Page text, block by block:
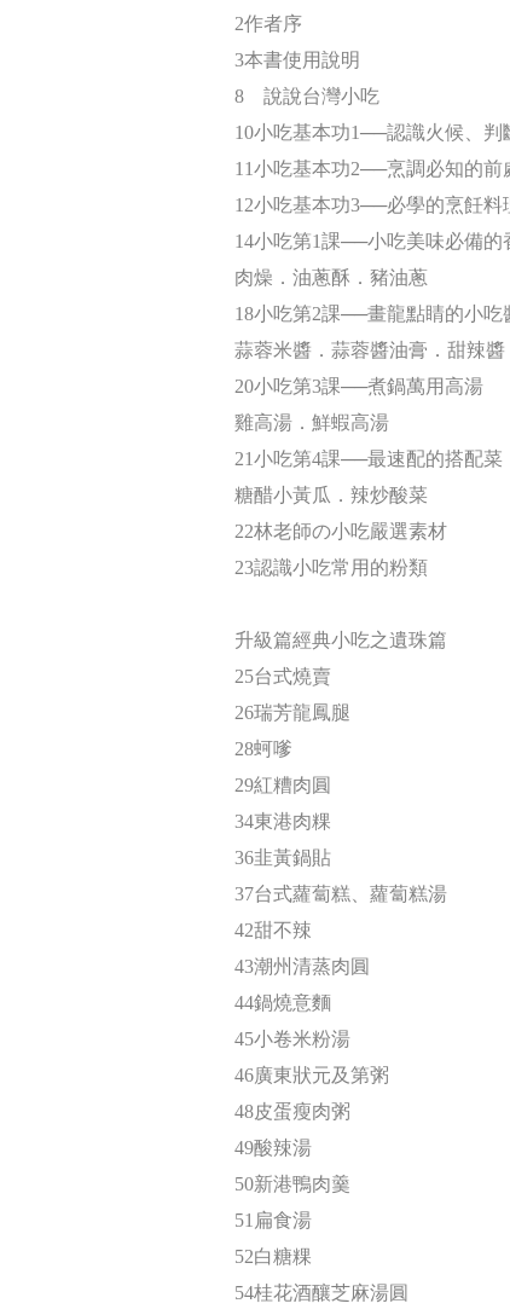
2作者序
3本書使用說明
8 說說台灣小吃
10小吃基本功1──認識火候、判
11小吃基本功2──烹調必知的前
12小吃基本功3──必學的烹飪料
14小吃第1課──小吃美味必備的
肉燥．油蔥酥．豬油蔥
18小吃第2課──畫龍點睛的小吃
蒜蓉米醬．蒜蓉醬油膏．甜辣
20小吃第3課──煮鍋萬用高湯
雞高湯．鮮蝦高湯
21小吃第4課──最速配的搭配菜
糖醋小黃瓜．辣炒酸菜
22林老師の小吃嚴選素材
23認識小吃常用的粉類
升級篇經典小吃之遺珠篇
25台式燒賣
26瑞芳龍鳳腿
28蚵嗲
29紅糟肉圓
34東港肉粿
36韭黃鍋貼
37台式蘿蔔糕、蘿蔔糕湯
42甜不辣
43潮州清蒸肉圓
44鍋燒意麵
45小卷米粉湯
46廣東狀元及第粥
48皮蛋瘦肉粥
49酸辣湯
50新港鴨肉羹
51扁食湯
52白糖粿
54桂花酒釀芝麻湯圓